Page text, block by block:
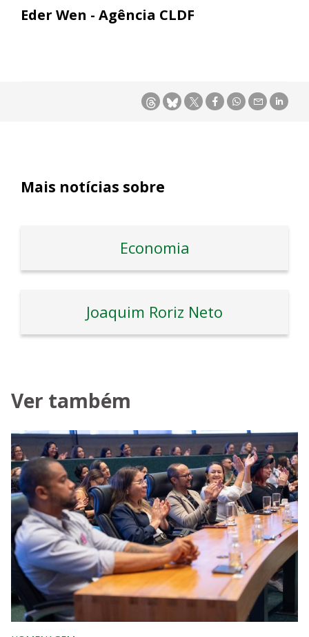
Eder Wen - Agência CLDF
Mais notícias sobre
Economia
Joaquim Roriz Neto
Ver também